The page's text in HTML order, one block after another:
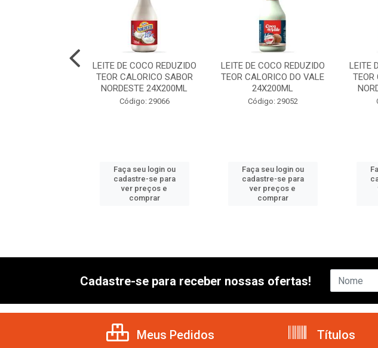
LEITE DE COCO REDUZIDO
TEOR CALORICO SABOR
NORDESTE 24X200ML
Código: 29066
Faça seu login ou
cadastre-se para
ver preços e
comprar
LEITE DE COCO REDUZIDO
TEOR CALORICO DO VALE
24X200ML
Código: 29052
Faça seu login ou
cadastre-se para
ver preços e
comprar
LEITE
TEOR
Cadastre-se para receber nossas ofertas!
Meus Pedidos Títulos